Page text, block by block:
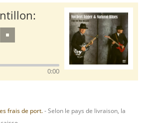
0:00
frais de port.- Selon le pays de livraison, la